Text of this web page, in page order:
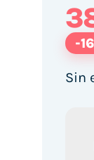
-
Sin